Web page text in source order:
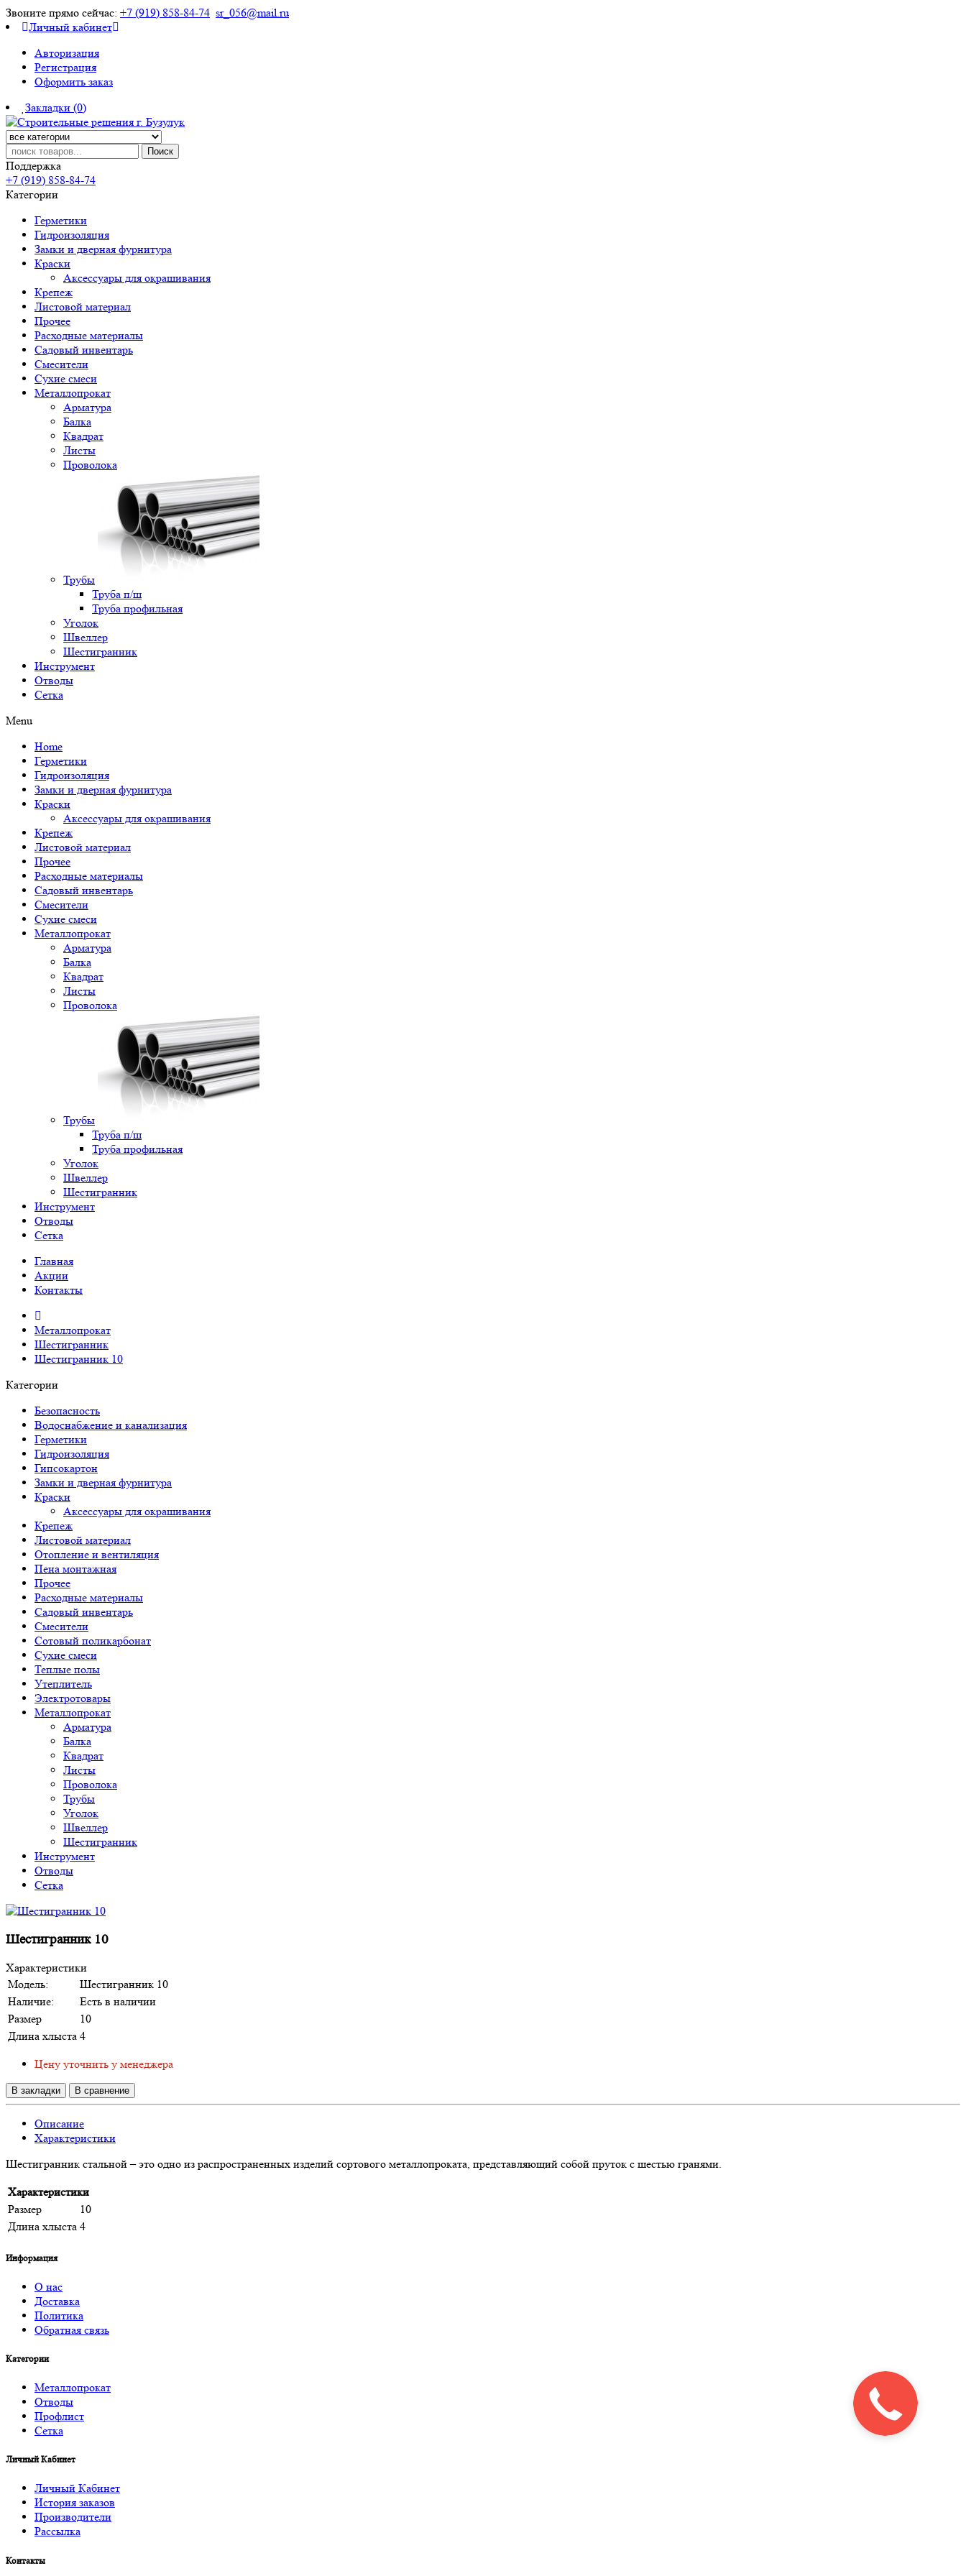
Звоните прямо сейчас: +7 (919) 858-84-74 sr_056@mail.ru
Личный кабинет
Авторизация
Регистрация
Оформить заказ
Закладки (0)
Поиск
Поддержка
+7 (919) 858-84-74
Категории
Герметики
Гидроизоляция
Замки и дверная фурнитура
Краски
Аксессуары для окрашивания
Крепеж
Листовой материал
Прочее
Расходные материалы
Садовый инвентарь
Смесители
Сухие смеси
Металлопрокат
Арматура
Балка
Квадрат
Листы
Проволока
Трубы
Труба п/ш
Труба профильная
Уголок
Швеллер
Шестигранник
Инструмент
Отводы
Сетка
Menu
Home
Герметики
Гидроизоляция
Замки и дверная фурнитура
Краски
Аксессуары для окрашивания
Крепеж
Листовой материал
Прочее
Расходные материалы
Садовый инвентарь
Смесители
Сухие смеси
Металлопрокат
Арматура
Балка
Квадрат
Листы
Проволока
Трубы
Труба п/ш
Труба профильная
Уголок
Швеллер
Шестигранник
Инструмент
Отводы
Сетка
Главная
Акции
Контакты
Металлопрокат
Шестигранник
Шестигранник 10
Категории
Безопасность
Водоснабжение и канализация
Герметики
Гидроизоляция
Гипсокартон
Замки и дверная фурнитура
Краски
Аксессуары для окрашивания
Крепеж
Листовой материал
Отопление и вентиляция
Пена монтажная
Прочее
Расходные материалы
Садовый инвентарь
Смесители
Сотовый поликарбонат
Сухие смеси
Теплые полы
Утеплитель
Электротовары
Металлопрокат
Арматура
Балка
Квадрат
Листы
Проволока
Трубы
Уголок
Швеллер
Шестигранник
Инструмент
Отводы
Сетка
Шестигранник 10
Характеристики
Модель:
Шестигранник 10
Наличие:
Есть в наличии
Размер
10
Длина хлыста 4
Цену уточнить у менеджера
В закладки В сравнение
Описание
Характеристики
Шестигранник стальной – это одно из распространенных изделий сортового металлопроката, представляющий собой пруток с шестью гранями.
Характеристики
Размер
10
Длина хлыста 4
Информация
О нас
Доставка
Политика
Обратная связь
Категории
Металлопрокат
Отводы
Профлист
Сетка
Личный Кабинет
Личный Кабинет
История заказов
Производители
Рассылка
Контакты